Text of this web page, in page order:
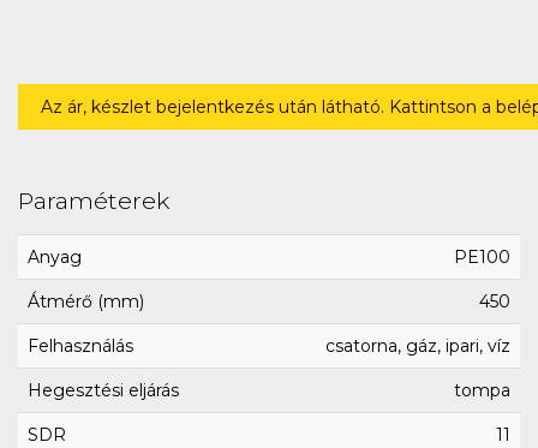
Az ár, készlet bejelentkezés után látható. Kattintson a
Paraméterek
Anyag PE100
Átmérő (mm) 450
Felhasználás csatorna, gáz, ipari, víz
Hegesztési eljárás tompa
SDR 11